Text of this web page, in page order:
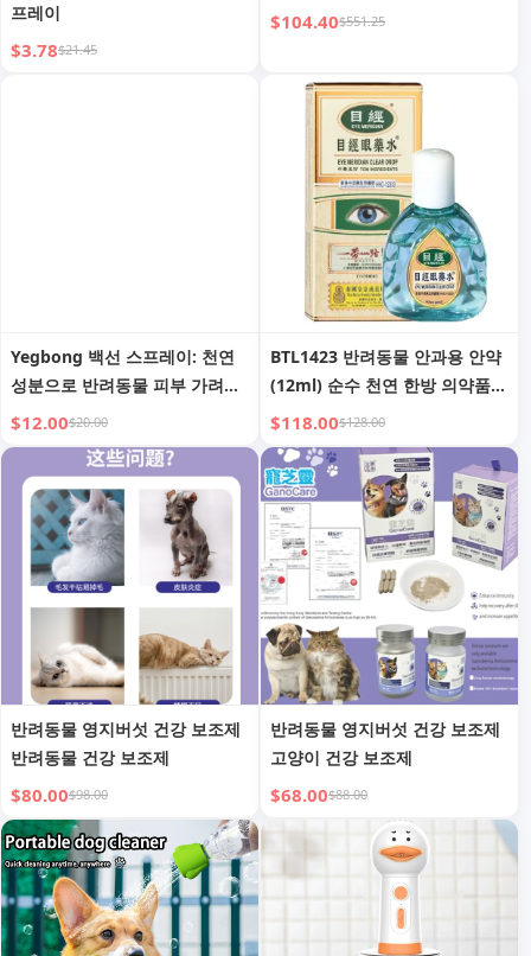
프레이
$3.78$21.45
$104.40$551.25
Yegbong 백선 스프레이: 천연
성분으로 반려동물 피부 가려움
증 신속 완화
$12.00$20.00
BTL1423 반려동물 안과용 안약
(12ml) 순수 천연 한방 의약품,
스테로이드 프리
$118.00$128.00
반려동물 영지버섯 건강 보조제
반려동물 건강 보조제
$80.00$98.00
반려동물 영지버섯 건강 보조제
고양이 건강 보조제
$68.00$88.00